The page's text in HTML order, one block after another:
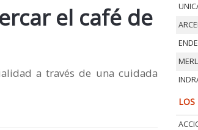
el café de
a través de una cuidada
LOS